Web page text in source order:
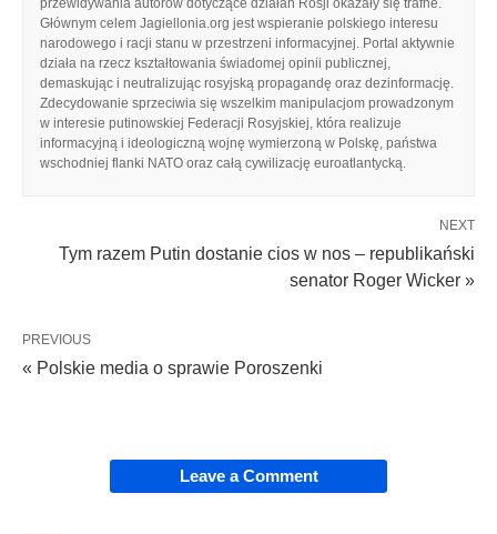
Głównym celem Jagiellonia.org jest wspieranie polskiego interesu
narodowego i racji stanu w przestrzeni informacyjnej. Portal aktywnie
działa na rzecz kształtowania świadomej opinii publicznej,
demaskując i neutralizując rosyjską propagandę oraz dezinformację.
Zdecydowanie sprzeciwia się wszelkim manipulacjom prowadzonym
w interesie putinowskiej Federacji Rosyjskiej, która realizuje
informacyjną i ideologiczną wojnę wymierzoną w Polskę, państwa
wschodniej flanki NATO oraz całą cywilizację euroatlantycką.
NEXT
Tym razem Putin dostanie cios w nos – republikański
senator Roger Wicker »
PREVIOUS
« Polskie media o sprawie Poroszenki
Leave a Comment